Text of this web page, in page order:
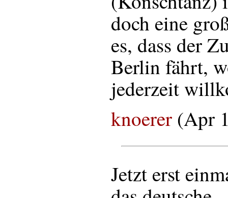
doch eine
es, dass der
Berlin fährt,
jederzeit
knoerer (Apr
Jetzt erst